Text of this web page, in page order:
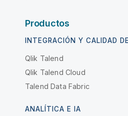
Productos
INTEGRACIÓN Y CALIDAD
Qlik Talend
Qlik Talend Cloud
Talend Data Fabric
ANALÍTICA E IA